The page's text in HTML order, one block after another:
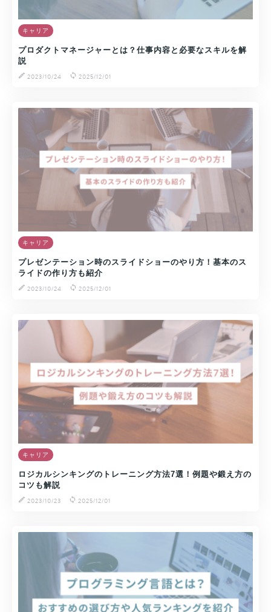
キャリア
プロダクトマネージャーとは？仕事内容と必要なスキルを解
説
2023/10/24
2025/12/01
キャリア
プレゼンテーション時のスライドショーのやり方！基本のス
ライドの作り方も紹介
2023/10/24
2025/12/01
キャリア
ロジカルシンキングのトレーニング方法7選！例題や鍛え方の
コツも解説
2023/10/23
2025/12/01